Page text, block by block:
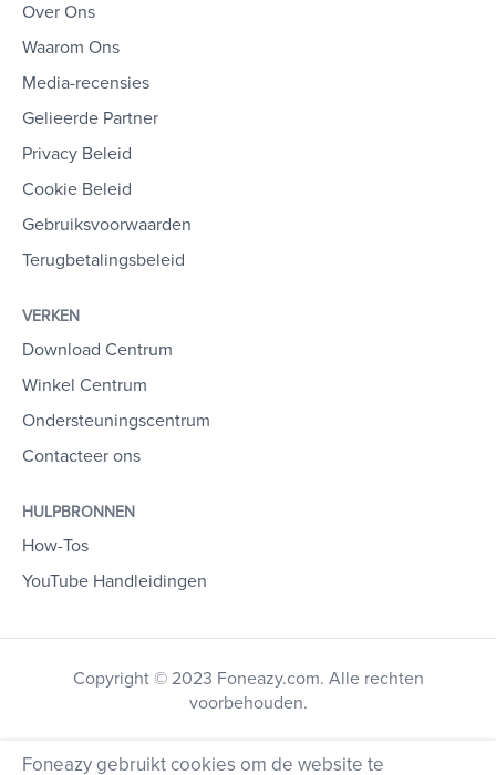
Over Ons
Waarom Ons
Media-recensies
Gelieerde Partner
Privacy Beleid
Cookie Beleid
Gebruiksvoorwaarden
Terugbetalingsbeleid
VERKEN
Download Centrum
Winkel Centrum
Ondersteuningscentrum
Contacteer ons
HULPBRONNEN
How-Tos
YouTube Handleidingen
Copyright © 2023 Foneazy.com. Alle rechten
voorbehouden.
Foneazy gebruikt cookies om de website te